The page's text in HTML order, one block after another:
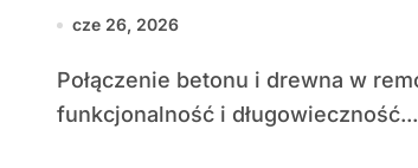
cze 26, 2026
Połączenie betonu i drewna w remontach to propozycja dla osób ceniących kontrast,
funkcjonalność i długowieczność...